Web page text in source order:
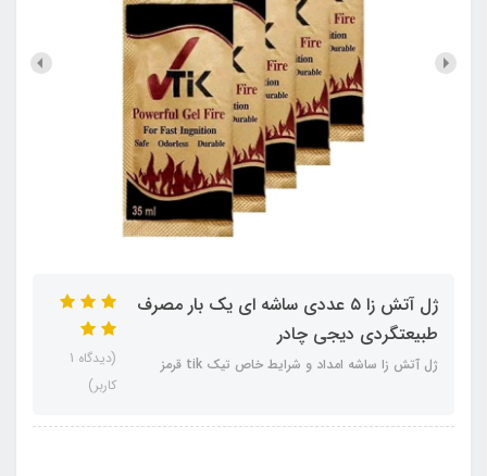
ژل آتش زا ۵ عددی ساشه ای یک بار مصرف
طبیعتگردی دیجی چادر
ژل آتش زا ساشه امداد و شرایط خاص تیک tik قرمز
(دیدگاه 1
کاربر)